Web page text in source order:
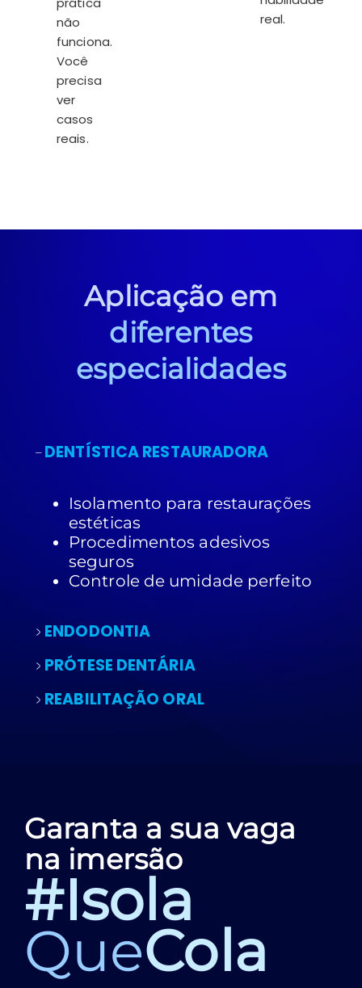
não
funciona.
Você
precisa
ver
casos
reais.
real.
Aplicação em
diferentes
especialidades
DENTÍSTICA RESTAURADORA
Isolamento para restaurações
estéticas
Procedimentos adesivos
seguros
Controle de umidade perfeito
ENDODONTIA
PRÓTESE DENTÁRIA
REABILITAÇÃO ORAL
Garanta a sua vaga
na imersão
#Isola
QueCola